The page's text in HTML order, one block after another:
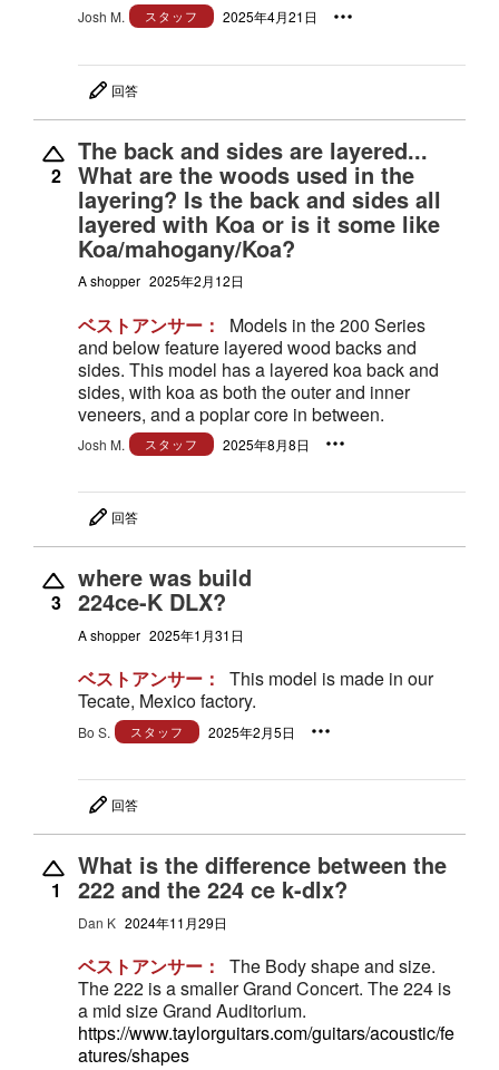
Josh M. スタッフ 2025年4月21日
回答
2
The back and sides are layered...
What are the woods used in the
layering? Is the back and sides all
layered with Koa or is it some like
Koa/mahogany/Koa?
A shopper 2025年2月12日
ベストアンサー：
Models in the 200 Series
and below feature layered wood backs and
sides. This model has a layered koa back and
sides, with koa as both the outer and inner
veneers, and a poplar core in between.
Josh M. スタッフ 2025年8月8日
回答
3
where was build
224ce-K DLX?
A shopper 2025年1月31日
ベストアンサー：
This model is made in our
Tecate, Mexico factory.
Bo S. スタッフ 2025年2月5日
回答
1
What is the difference between the
222 and the 224 ce k-dlx?
Dan K 2024年11月29日
ベストアンサー：
The Body shape and size.
The 222 is a smaller Grand Concert. The 224 is
a mid size Grand Auditorium.
https://www.taylorguitars.com/guitars/acoustic/fe
atures/shapes